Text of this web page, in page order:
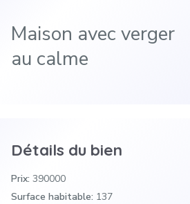
Maison avec verger
au calme
Détails du bien
Prix: 390000
Surface habitable: 137